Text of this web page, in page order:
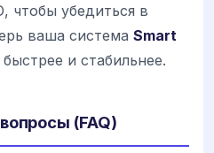
чтобы убедиться в
ваша система Smart
и стабильнее.
(FAQ)